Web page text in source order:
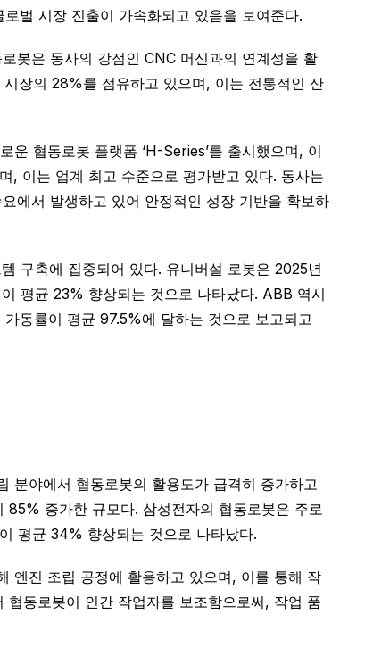
벌 시장 진출이 가속화되고 있음을 보여준다.
봇은 동사의 강점인 CNC 머신과의 연계성을 활
장의 28%를 점유하고 있으며, 이는 전통적인 산
협동로봇 플랫폼 ‘H-Series’를 출시했으며, 이
, 이는 업계 최고 수준으로 평가받고 있다. 동사는
에서 발생하고 있어 안정적인 성장 기반을 확보하
구축에 집중되어 있다. 유니버설 로봇은 2025년
평균 23% 향상되는 것으로 나타났다. ABB 역시
동률이 평균 97.5%에 달하는 것으로 보고되고
분야에서 협동로봇의 활용도가 급격히 증가하고
증가한 규모다. 삼성전자의 협동로봇은 주로
평균 34% 향상되는 것으로 나타났다.
엔진 조립 공정에 활용하고 있으며, 이를 통해 작
동로봇이 인간 작업자를 보조함으로써, 작업 품